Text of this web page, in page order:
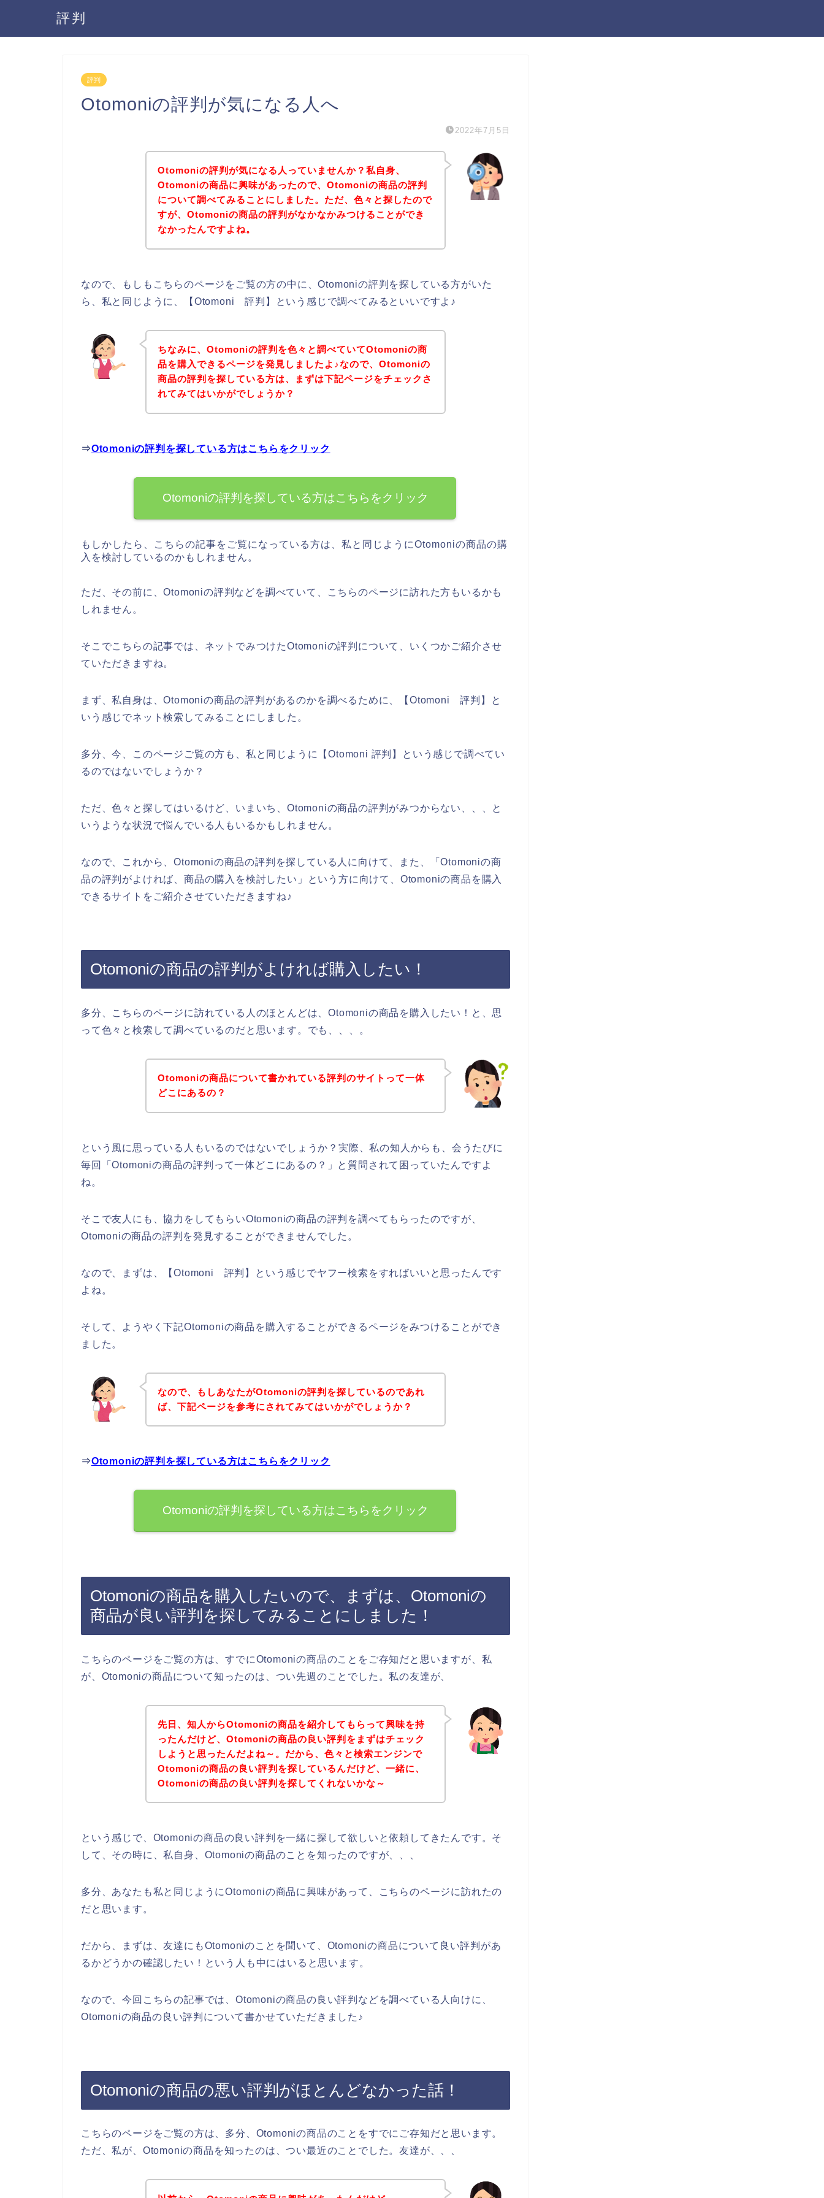
評判
評判
Otomoniの評判が気になる人へ
2022年7月5日
Otomoniの評判が気になる人っていませんか？私自身、
Otomoniの商品に興味があったので、Otomoniの商品の評判
について調べてみることにしました。ただ、色々と探したので
すが、Otomoniの商品の評判がなかなかみつけることができ
なかったんですよね。
なので、もしもこちらのページをご覧の方の中に、Otomoniの評判を探している方がいた
ら、私と同じように、【Otomoni 評判】という感じで調べてみるといいですよ♪
ちなみに、Otomoniの評判を色々と調べていてOtomoniの商
品を購入できるページを発見しましたよ♪なので、Otomoniの
商品の評判を探している方は、まずは下記ページをチェックさ
れてみてはいかがでしょうか？
⇒Otomoniの評判を探している方はこちらをクリック
Otomoniの評判を探している方はこちらをクリック
もしかしたら、こちらの記事をご覧になっている方は、私と同じようにOtomoniの商品の購
入を検討しているのかもしれません。
ただ、その前に、Otomoniの評判などを調べていて、こちらのページに訪れた方もいるかも
しれません。
そこでこちらの記事では、ネットでみつけたOtomoniの評判について、いくつかご紹介させ
ていただきますね。
まず、私自身は、Otomoniの商品の評判があるのかを調べるために、【Otomoni 評判】と
いう感じでネット検索してみることにしました。
多分、今、このページご覧の方も、私と同じように【Otomoni 評判】という感じで調べてい
るのではないでしょうか？
ただ、色々と探してはいるけど、いまいち、Otomoniの商品の評判がみつからない、、、と
いうような状況で悩んでいる人もいるかもしれません。
なので、これから、Otomoniの商品の評判を探している人に向けて、また、「Otomoniの商
品の評判がよければ、商品の購入を検討したい」という方に向けて、Otomoniの商品を購入
できるサイトをご紹介させていただきますね♪
Otomoniの商品の評判がよければ購入したい！
多分、こちらのページに訪れている人のほとんどは、Otomoniの商品を購入したい！と、思
って色々と検索して調べているのだと思います。でも、、、。
Otomoniの商品について書かれている評判のサイトって一体
どこにあるの？
という風に思っている人もいるのではないでしょうか？実際、私の知人からも、会うたびに
毎回「Otomoniの商品の評判って一体どこにあるの？」と質問されて困っていたんですよ
ね。
そこで友人にも、協力をしてもらいOtomoniの商品の評判を調べてもらったのですが、
Otomoniの商品の評判を発見することができませんでした。
なので、まずは、【Otomoni 評判】という感じでヤフー検索をすればいいと思ったんです
よね。
そして、ようやく下記Otomoniの商品を購入することができるページをみつけることができ
ました。
なので、もしあなたがOtomoniの評判を探しているのであれ
ば、下記ページを参考にされてみてはいかがでしょうか？
⇒Otomoniの評判を探している方はこちらをクリック
Otomoniの評判を探している方はこちらをクリック
Otomoniの商品を購入したいので、まずは、Otomoniの
商品が良い評判を探してみることにしました！
こちらのページをご覧の方は、すでにOtomoniの商品のことをご存知だと思いますが、私
が、Otomoniの商品について知ったのは、つい先週のことでした。私の友達が、
先日、知人からOtomoniの商品を紹介してもらって興味を持
ったんだけど、Otomoniの商品の良い評判をまずはチェック
しようと思ったんだよね～。だから、色々と検索エンジンで
Otomoniの商品の良い評判を探しているんだけど、一緒に、
Otomoniの商品の良い評判を探してくれないかな～
という感じで、Otomoniの商品の良い評判を一緒に探して欲しいと依頼してきたんです。そ
して、その時に、私自身、Otomoniの商品のことを知ったのですが、、、
多分、あなたも私と同じようにOtomoniの商品に興味があって、こちらのページに訪れたの
だと思います。
だから、まずは、友達にもOtomoniのことを聞いて、Otomoniの商品について良い評判があ
るかどうかの確認したい！という人も中にはいると思います。
なので、今回こちらの記事では、Otomoniの商品の良い評判などを調べている人向けに、
Otomoniの商品の良い評判について書かせていただきました♪
Otomoniの商品の悪い評判がほとんどなかった話！
こちらのページをご覧の方は、多分、Otomoniの商品のことをすでにご存知だと思います。
ただ、私が、Otomoniの商品を知ったのは、つい最近のことでした。友達が、、、